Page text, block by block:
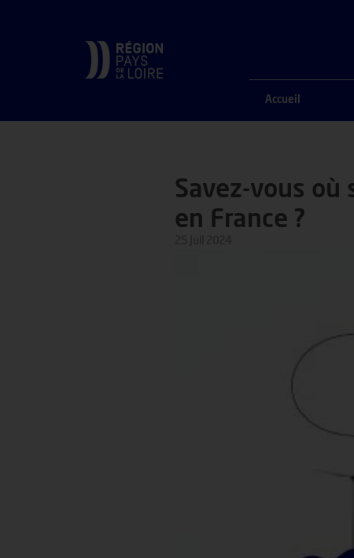
Accueil
SAVEZ-VOUS OÙ SONT
Savez-vous
en France ?